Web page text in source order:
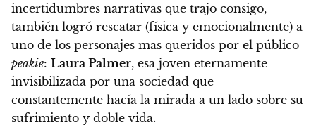
incertidumbres narrativas que trajo consigo,
también logró rescatar (física y emocionalmente) a
uno de los personajes mas queridos por el público
peakie: Laura Palmer, esa joven eternamente
invisibilizada por una sociedad que
constantemente hacía la mirada a un lado sobre su
sufrimiento y doble vida.